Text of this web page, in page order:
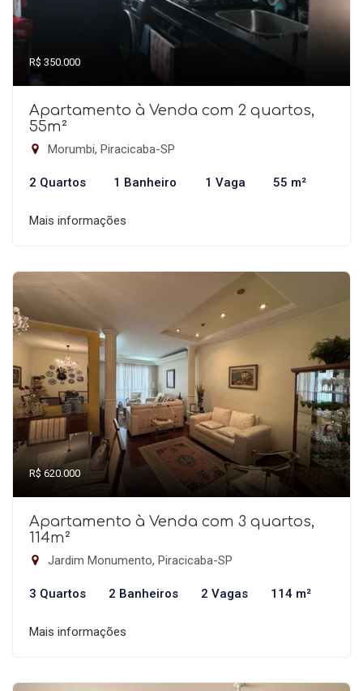
R$ 350.000
Apartamento à Venda com 2 quartos,
55m²
Morumbi, Piracicaba-SP
2 Quartos 1 Banheiro 1 Vaga 55 m²
Mais informações
R$ 620.000
Apartamento à Venda com 3 quartos,
114m²
Jardim Monumento, Piracicaba-SP
3 Quartos 2 Banheiros 2 Vagas 114 m²
Mais informações